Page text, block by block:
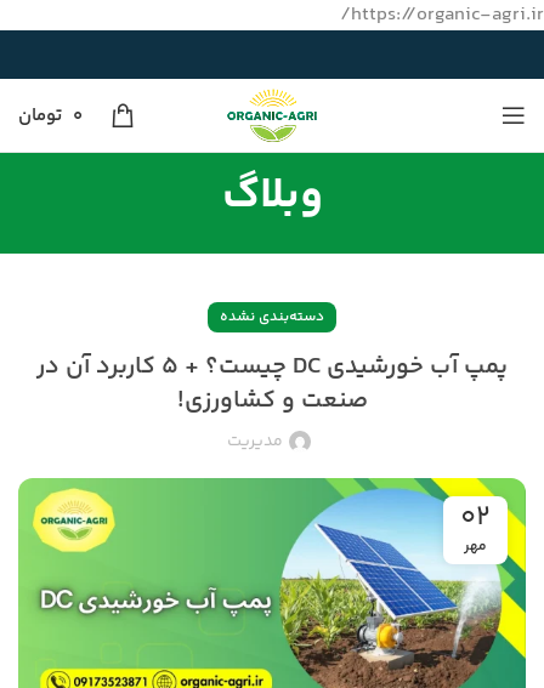
https://organic-agri.ir/
0 تومان
وبلاگ
دسته‌بندی نشده
پمپ آب خورشیدی DC چیست؟ + ۵ کاربرد آن در
صنعت و کشاورزی!
مدیریت
۰۲
مهر